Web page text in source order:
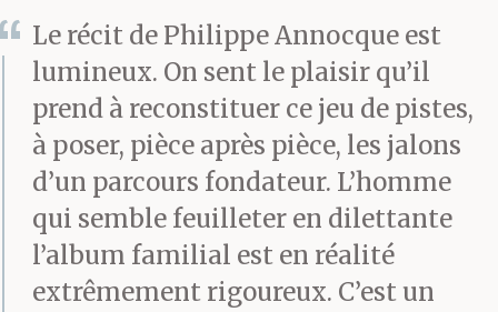
C’est pour ça qu’il
croyait qu’il parlait
d’autre chose, en
écrivant ce qu’il
écrivait, ce qu’il écrit, et
Le récit de Philippe Annocque est
lumineux. On sent le plaisir qu’il
prend à reconstituer ce jeu de pistes,
à poser, pièce après pièce, les jalons
d’un parcours fondateur. L’homme
qui semble feuilleter en dilettante
l’album familial est en réalité
extrêmement rigoureux. C’est un